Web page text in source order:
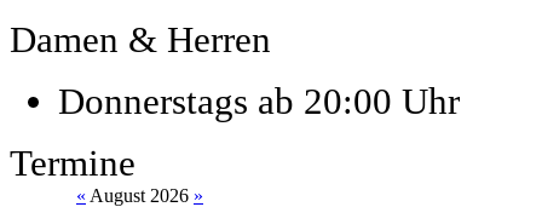
Damen & Herren
Donnerstags ab 20:00 Uhr
Termine
« August 2026 »